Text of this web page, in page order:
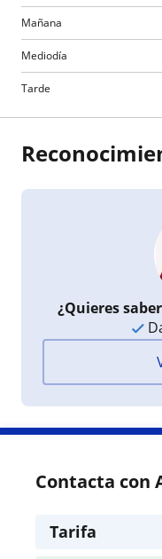
Mañana
Mediodía
Tarde
¿Quieres
Contacta con
Tarifa